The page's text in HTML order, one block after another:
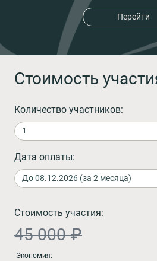
Перейти
Стоимость
Количество участников:
Дата оплаты:
Стоимость участия:
45 000 ₽
Экономия: